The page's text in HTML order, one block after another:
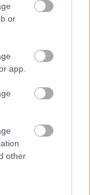
or
app.
other
Domenicali